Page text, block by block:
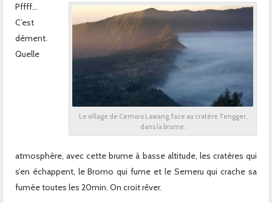
Le village de Cemoro Lawang, face au cratère Tengger,
dans la brume.
Pffff…
C’est
dément.
Quelle
atmosphère, avec cette brume à basse altitude, les cratères qui
s’en échappent, le Bromo qui fume et le Semeru qui crache sa
fumée toutes les 20min. On croit rêver.